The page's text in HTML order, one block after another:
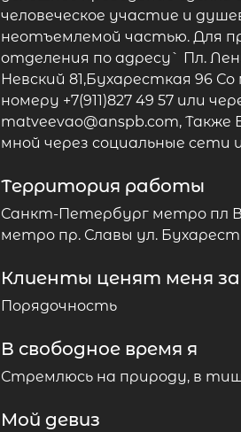
человеческое участие и
неотъемлемой частью. Для
отделения по адресу` Пл.
Невский 81,Бухаресткая 96
номеру +7(911)827 49 57 или
matveevao@anspb.com,
мной через социальные сети
Территория работы
Санкт-Петербург метро пл
метро пр. Славы ул.
Клиенты ценят меня за
Порядочность
В свободное время я
Стремлюсь на природу, в
Мой девиз